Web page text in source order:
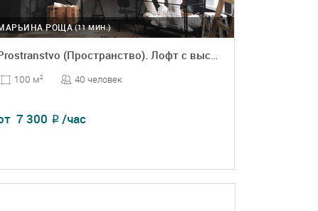
(11 МИН.)
РОЩА
Prostranstvo (Пространство). Лофт с высокими потолками
100 м2 40 человек
7 300 ₽ /час
ПОДРОБНЕЕ БРОНЬ